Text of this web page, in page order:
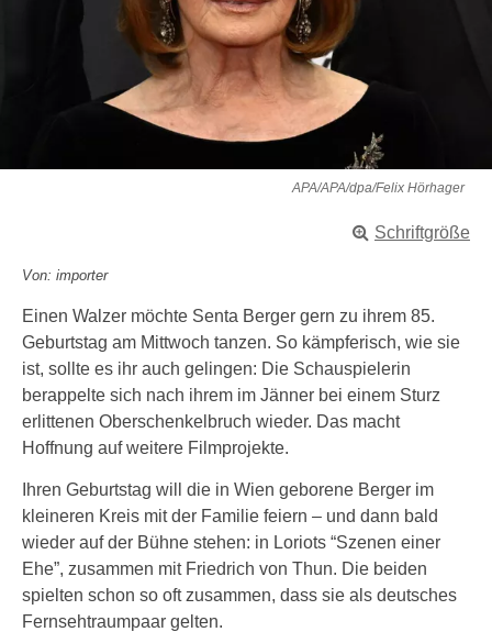
APA/APA/dpa/Felix Hörhager
Schriftgröße
Von: importer
Einen Walzer möchte Senta Berger gern zu ihrem 85.
Geburtstag am Mittwoch tanzen. So kämpferisch, wie sie
ist, sollte es ihr auch gelingen: Die Schauspielerin
berappelte sich nach ihrem im Jänner bei einem Sturz
erlittenen Oberschenkelbruch wieder. Das macht
Hoffnung auf weitere Filmprojekte.
Ihren Geburtstag will die in Wien geborene Berger im
kleineren Kreis mit der Familie feiern – und dann bald
wieder auf der Bühne stehen: in Loriots “Szenen einer
Ehe”, zusammen mit Friedrich von Thun. Die beiden
spielten schon so oft zusammen, dass sie als deutsches
Fernsehtraumpaar gelten.